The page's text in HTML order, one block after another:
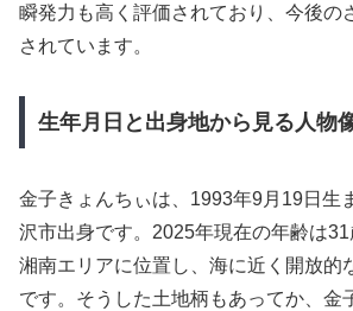
瞬発力も高く評価されており、今後の
されています。
生年月日と出身地から見る人物
金子きょんちぃは、1993年9月19日生
沢市出身です。2025年現在の年齢は
湘南エリアに位置し、海に近く開放的
です。そうした土地柄もあってか、金